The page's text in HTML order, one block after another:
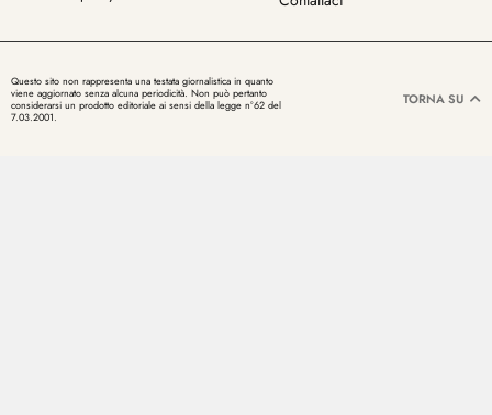
Questo sito non rappresenta una testata giornalistica in quanto
viene aggiornato senza alcuna periodicità. Non può pertanto
considerarsi un prodotto editoriale ai sensi della legge n°62 del
7.03.2001.
TORNA SU